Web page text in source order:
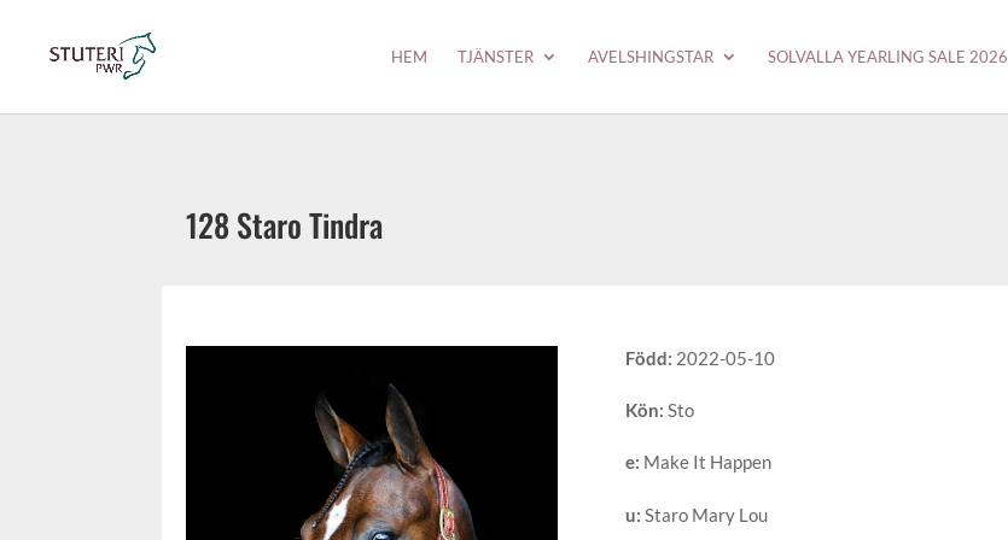
HEM TJÄNSTER AVELSHINGSTAR SOLVALLA YEARLING SALE 2026
128 Staro Tindra
Född: 2022-05-10
Kön:Sto
e: Make It Happen
u:Staro Mary Lou